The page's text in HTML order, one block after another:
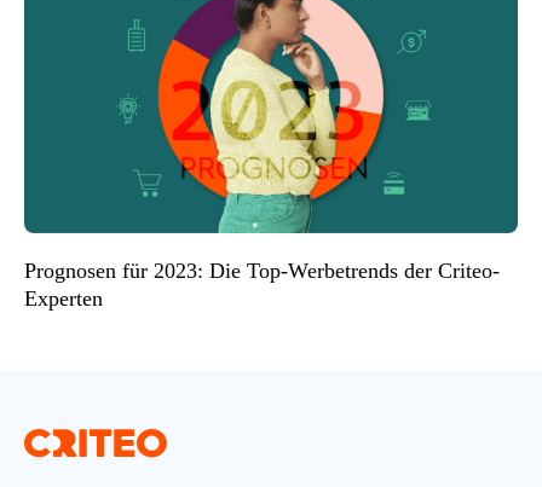
Prognosen für 2023: Die Top-Werbetrends der Criteo-
Experten